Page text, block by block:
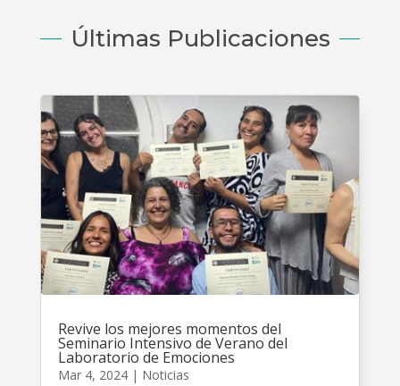
Últimas Publicaciones
Revive los mejores momentos del
Seminario Intensivo de Verano del
Laboratorio de Emociones
Mar 4, 2024| Noticias